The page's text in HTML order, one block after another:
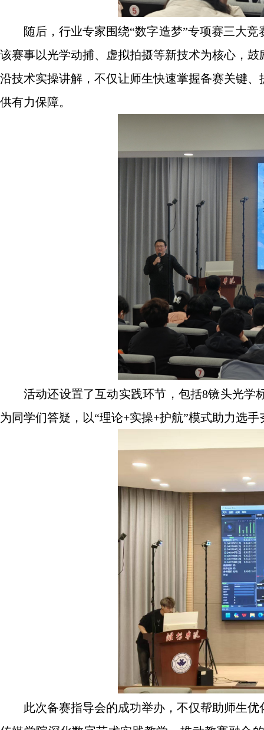
随后，行业专家围绕“数字造梦”专项赛三大
该赛事以光学动捕、虚拟拍摄等新技术为核心，
沿技术实操讲解，不仅让师生快速掌握备赛关键
供有力保障。
活动还设置了互动实践环节，包括8镜头光
为同学们答疑，以“理论+实操+护航”模式助力选
此次备赛指导会的成功举办，不仅帮助师生